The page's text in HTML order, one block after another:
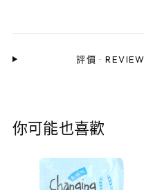
評價 ·
你可能也喜歡